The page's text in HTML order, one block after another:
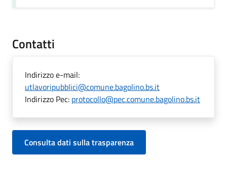
Contatti
Indirizzo e-mail:
utlavoripubblici@comune.bagolino.bs.it
Indirizzo Pec: protocollo@pec.comune.bagolino.bs.it
Consulta dati sulla trasparenza